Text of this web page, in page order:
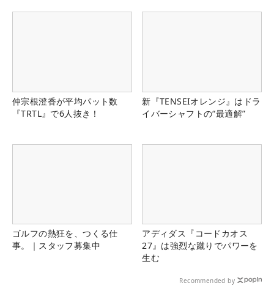
仲宗根澄香が平均パット数
『TRTL』で6人抜き！
新『TENSEIオレンジ』はドラ
イバーシャフトの“最適解”
ゴルフの熱狂を、つくる仕
事。｜スタッフ募集中
アディダス『コードカオス
27』は強烈な蹴りでパワーを
生む
Recommended by